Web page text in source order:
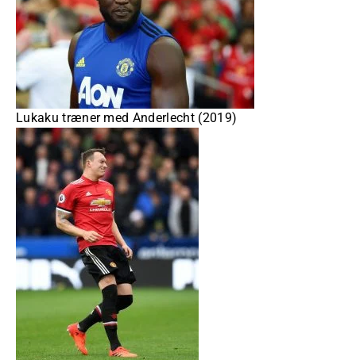
Lukaku træner med Anderlecht (2019)